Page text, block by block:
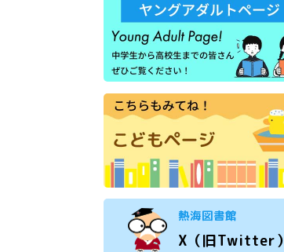
熱海図書館
X（旧Twitter）